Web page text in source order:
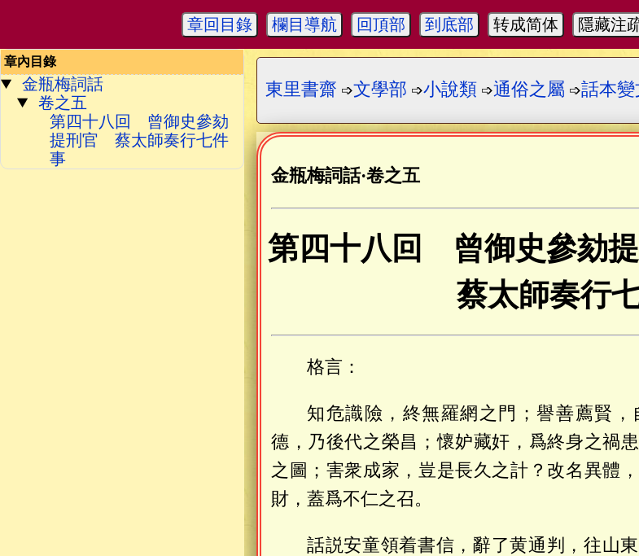
章回目錄 欄目導航 回頂部 到底部 转成简体 隱藏注
章內目錄
金瓶梅詞話
卷之五
第四十八回 曾御史參劾
提刑官 蔡太師奏行七件
事
東里書齋 ➩文學部 ➩小說類 ➩通俗之屬 ➩話本
金瓶梅詞話·卷之五
第四十八回 曾御史參劾
蔡太師奏行
格言：
知危識險，終無羅網之門；譽善薦賢
德，乃後代之榮昌；懷妒藏奸，爲終身之禍
之圖；害衆成家，豈是長久之計？改名異體
財，蓋爲不仁之召。
話説安童領着書信，辭了黄通判，往山